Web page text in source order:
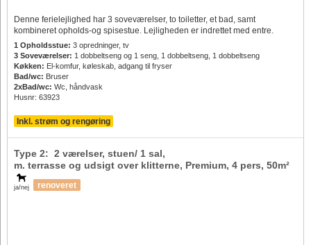
1 Opholdsstue: 3 opredninger, tv
3 Soveværelser: 1 dobbeltseng og 1 seng, 1 dobbeltseng, 1 dobbeltseng
Køkken: El-komfur, køleskab, adgang til fryser
Bad/wc: Bruser
2xBad/wc: Wc, håndvask
Husnr: 63923
Denne ferielejlighed har 3 soveværelser, to toiletter, et bad, samt
kombineret opholds-og spisestue. Lejligheden er indrettet med entre.
Inkl. strøm og rengøring
ja/nej
Type 2: 2 værelser, stuen/ 1 sal,
m. terrasse og udsigt over klitterne, Premium, 4 pers, 50m²
renoveret